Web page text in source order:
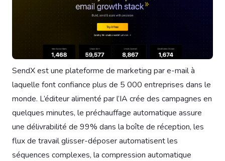
SendX est une plateforme de marketing par e-mail à
laquelle font confiance plus de 5 000 entreprises dans le
monde. L’éditeur alimenté par l’IA crée des campagnes en
quelques minutes, le préchauffage automatique assure
une délivrabilité de 99% dans la boîte de réception, les
flux de travail glisser-déposer automatisent les
séquences complexes, la compression automatique